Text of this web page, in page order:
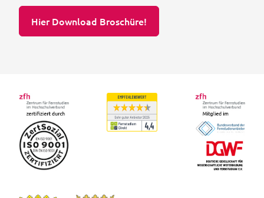
Hier Download Broschüre!